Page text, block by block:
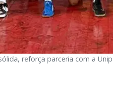
reforça parceria com a